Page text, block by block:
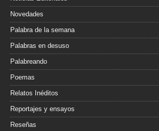
Novedades
Palabra de la semana
Palabras en desuso
Palabreando
Poemas
Relatos Inéditos
Reportajes y ensayos
Reseñas